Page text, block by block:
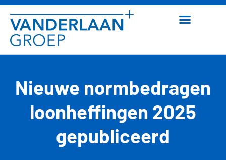
Nieuwe normbedragen
loonheffingen 2025
gepubliceerd